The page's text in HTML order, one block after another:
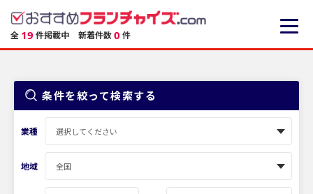
全 19 件掲載中 新着件数0 件
条件を絞って検索する
業種
地域